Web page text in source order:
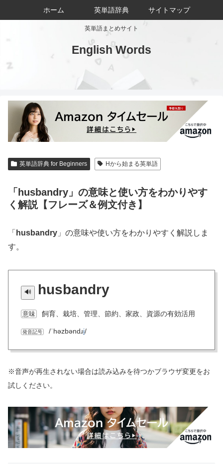
英単語まとめサイト
English Words
ホーム 英単語辞典 サイトマップ
英単語辞典 for Beginners Hから始まる英単語
「husbandry」の意味と使い方をわかりやす
く解説【フレーズ＆例文付き】
「 husbandry 」の意味や使い方をわかりやすく解説しま
す。
husbandry
意味 飼育、栽培、管理、節約、家政、資源の有効活用
発音記号 /ˈhəzbəndɹi/
※音声が再生されない場合は読み込みを待つかブラウザ変更をお
試しください。